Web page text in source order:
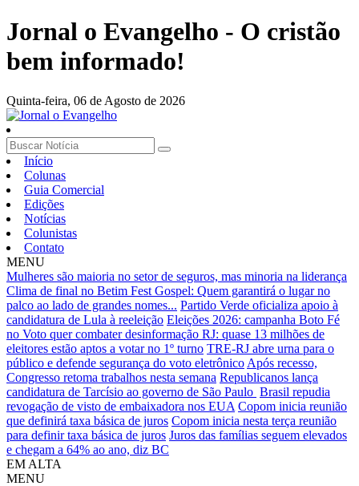
Jornal o Evangelho - O cristão
bem informado!
Quinta-feira, 06 de Agosto de 2026
Início
Colunas
Guia Comercial
Edições
Notícias
Colunistas
Contato
MENU
Mulheres são maioria no setor de seguros, mas minoria na liderança
Clima de final no Betim Fest Gospel: Quem garantirá o lugar no
palco ao lado de grandes nomes... Partido Verde oficializa apoio à
candidatura de Lula à reeleição Eleições 2026: campanha Boto Fé
no Voto quer combater desinformação RJ: quase 13 milhões de
eleitores estão aptos a votar no 1º turno TRE-RJ abre urna para o
público e defende segurança do voto eletrônico Após recesso,
Congresso retoma trabalhos nesta semana Republicanos lança
candidatura de Tarcísio ao governo de São Paulo Brasil repudia
revogação de visto de embaixadora nos EUA Copom inicia reunião
que definirá taxa básica de juros Copom inicia nesta terça reunião
para definir taxa básica de juros Juros das famílias seguem elevados
e chegam a 64% ao ano, diz BC
EM ALTA
MENU